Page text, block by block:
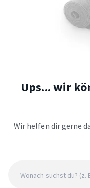
Ups... wir
Wir helfen dir gerne